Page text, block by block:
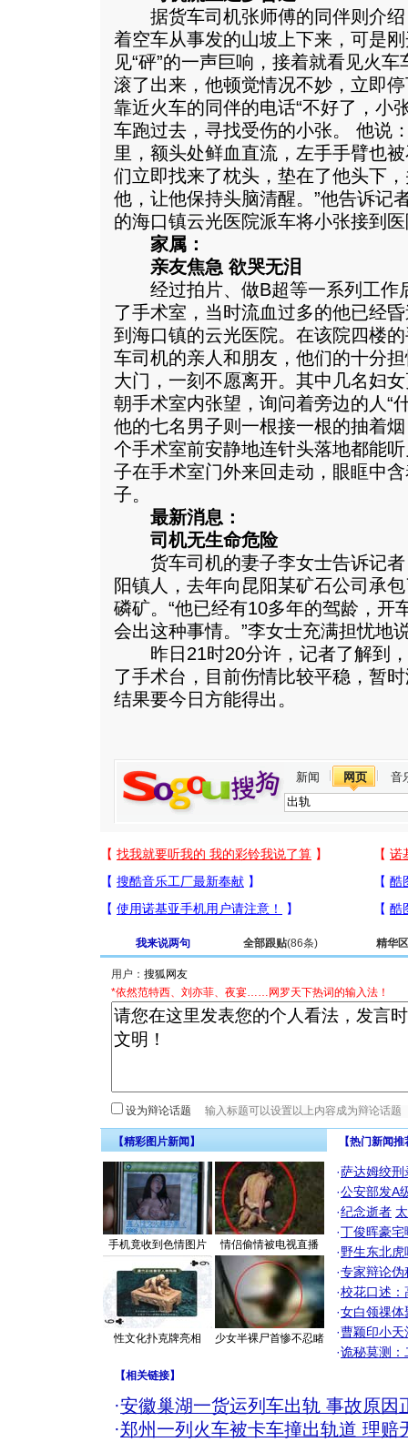
据货车司机张师傅的同伴则介绍
着空车从事发的山坡上下来，可是
见“砰”的一声巨响，接着就看见火
滚了出来，他顿觉情况不妙，立即
靠近火车的同伴的电话“不好了，小
车跑过去，寻找受伤的小张。 他说
里，额头处鲜血直流，左手手臂也
们立即找来了枕头，垫在了他头下
他，让他保持头脑清醒。”他告诉记
的海口镇云光医院派车将小张接到
家属：
亲友焦急 欲哭无泪
经过拍片、做B超等一系列工作
了手术室，当时流血过多的他已经
到海口镇的云光医院。在该院四楼
车司机的亲人和朋友，他们的十分
大门，一刻不愿离开。其中几名妇
朝手术室内张望，询问着旁边的人“
他的七名男子则一根接一根的抽着
个手术室前安静地连针头落地都能
子在手术室门外来回走动，眼眶中
子。
最新消息：
司机无生命危险
货车司机的妻子李女士告诉记者
阳镇人，去年向昆阳某矿石公司承
磷矿。“他已经有10多年的驾龄，开
会出这种事情。”李女士充满担忧地
昨日21时20分许，记者了解到，
了手术台，目前伤情比较平稳，暂
结果要今日方能得出。
新闻 网页 音
我来说两句 全部跟贴(86条) 精华区
用户：
*依然范特西、刘亦菲、夜宴……网罗天下热词的输入法！
设为辩论话题
【精彩图片新闻】
手机竟收到色情图片 情侣偷情被电视直播
性文化扑克牌亮相 少女半裸尸首惨不忍睹
【热门新闻
·萨达姆绞刑
·公安部发A
·纪念逝者
·丁俊晖豪
·野生东北
·专家辩论伪
·校花口述：
·女白领祼体
·曹颖印小天
·诡秘莫测：
【相关链接】
·安徽巢湖一货运列车出轨 事故原因
·郑州一列火车被卡车撞出轨道 理赔